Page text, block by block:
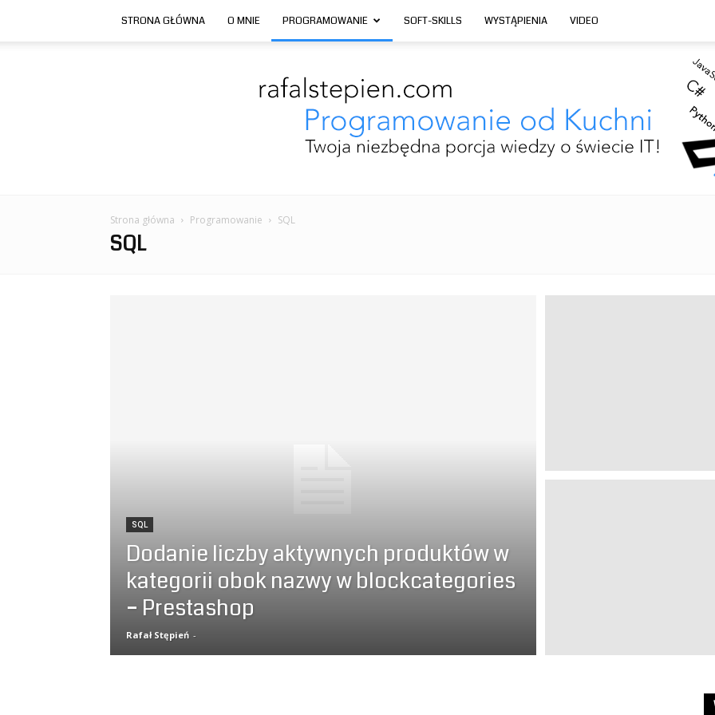
STRONA GŁÓWNA O MNIE PROGRAMOWANIE SOFT-SKILLS WYSTĄPIENIA VIDEO
Strona główna Programowanie SQL
SQL
SQL
Dodanie liczby aktywnych produktów w
kategorii obok nazwy w blockcategories
– Prestashop
Rafał Stępień -